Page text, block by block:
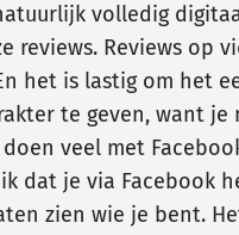
volledig
reviews. Reviews op
het is lastig om het
te geven, want je
veel met
dat je via Facebook
zien wie je bent.